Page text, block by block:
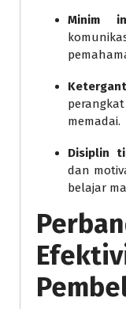
Minim
memadai.
Disiplin
dan
belajar